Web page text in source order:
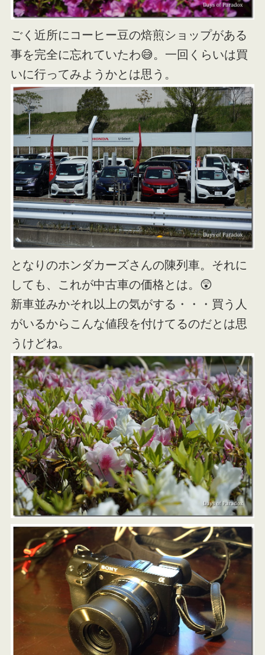
ごく近所にコーヒー豆の焙煎ショップがある
事を完全に忘れていたわ😅。一回くらいは買
いに行ってみようかとは思う。
となりのホンダカーズさんの陳列車。それに
しても、これが中古車の価格とは。😲
新車並みかそれ以上の気がする・・・買う人
がいるからこんな値段を付けてるのだとは思
うけどね。